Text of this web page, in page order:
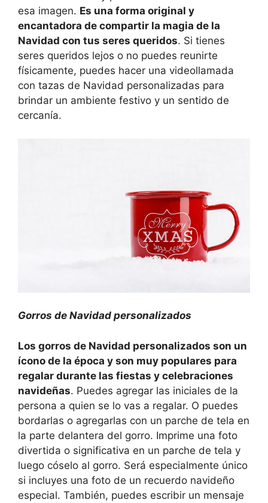
esa imagen. Es una forma original y
encantadora de compartir la magia de la
Navidad con tus seres queridos. Si tienes
seres queridos lejos o no puedes reunirte
físicamente, puedes hacer una videollamada
con tazas de Navidad personalizadas para
brindar un ambiente festivo y un sentido de
cercanía.
Gorros de Navidad personalizados
Los gorros de Navidad personalizados son un
ícono de la época y son muy populares para
regalar durante las fiestas y celebraciones
navideñas. Puedes agregar las iniciales de la
persona a quien se lo vas a regalar. O puedes
bordarlas o agregarlas con un parche de tela en
la parte delantera del gorro. Imprime una foto
divertida o significativa en un parche de tela y
luego cóselo al gorro. Será especialmente único
si incluyes una foto de un recuerdo navideño
especial. También, puedes escribir un mensaje